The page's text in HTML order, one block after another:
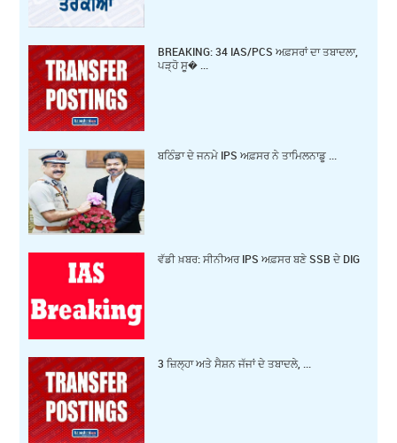
BREAKING: 34 IAS/PCS ਅਫ਼ਸਰਾਂ ਦਾ ਤਬਾਦਲਾ,
ਪੜ੍ਹੋ ਸੂ� ...
ਬਠਿੰਡਾ ਦੇ ਜਨਮੇ IPS ਅਫ਼ਸਰ ਨੇ ਤਾਮਿਲਨਾਡੂ ...
ਵੱਡੀ ਖ਼ਬਰ: ਸੀਨੀਅਰ IPS ਅਫ਼ਸਰ ਬਣੇ SSB ਦੇ DIG
3 ਜ਼‍ਿਲ੍ਹਾ ਅਤੇ ਸੈਸ਼ਨ ਜੱਜਾਂ ਦੇ ਤਬਾਦਲੇ, ...